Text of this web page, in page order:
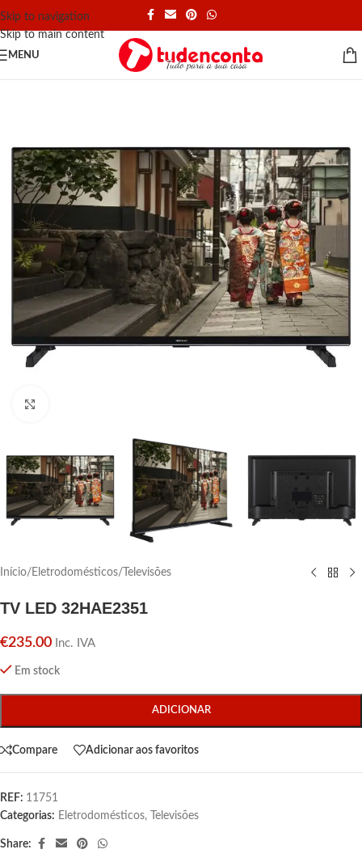
Skip to navigation
Skip to main content
MENU
Início/ Eletrodomésticos/ Televisões
TV LED 32HAE2351
€235.00 Inc. IVA
Em stock
ADICIONAR
Compare Adicionar aos favoritos
REF: 11751
Categorias: Eletrodomésticos, Televisões
Share: